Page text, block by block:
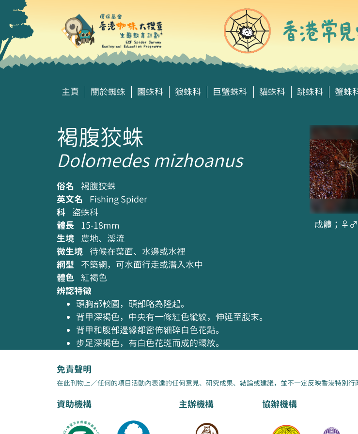
主頁 關於蜘蛛 園蛛科 狼蛛科 巨蟹蛛科 貓蛛科 跳蛛科 蟹蛛
褐腹狡蛛
Dolomedes mizhoanus
俗名
褐腹狡蛛
英文名
Fishing Spider
科 盜蛛科
體長
15-18mm
生境 農地、溪流
微生境 待候在葉面、水邊或水裡
網型
不築網，可水面行走或潛入水中
體色 紅褐色
辨認特徵
頭胸部較圓，頭部略為隆起。
背甲深褐色，中央有一條紅色縱紋，伸延至腹末。
背甲和腹部邊緣都密佈細碎白色花點。
步足深褐色，有白色花斑而成的環紋。
成體；♀♂
免責聲明
在此刊物上／任何的項目活動內表達的任何意見、研究成果、結論或建議，並不一定反映香港特別
資助機構 主辦機構 協辦機構